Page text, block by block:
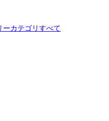
ーカテゴリすべて